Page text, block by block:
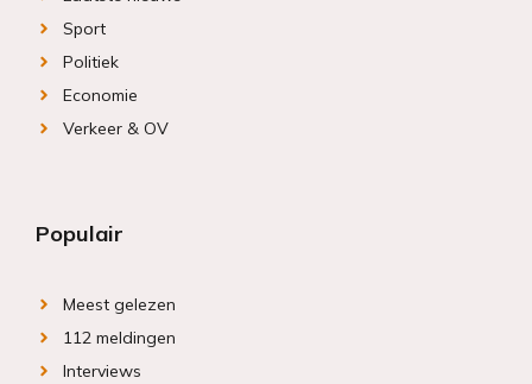
Sport
Politiek
Economie
Verkeer & OV
Populair
Meest gelezen
112 meldingen
Interviews